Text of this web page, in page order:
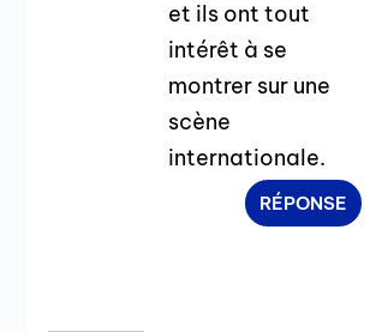
et ils ont tout
intérêt à se
montrer sur une
scène
internationale.
RÉPONSE